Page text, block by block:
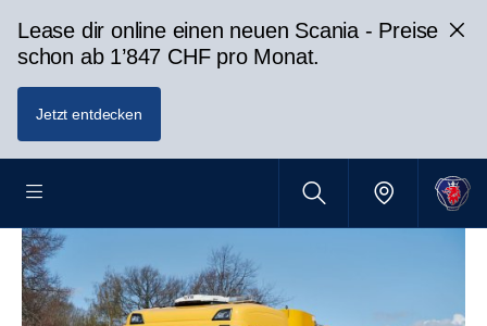
Lease dir online einen neuen Scania - Preise
schon ab 1’847 CHF pro Monat.
Jetzt entdecken